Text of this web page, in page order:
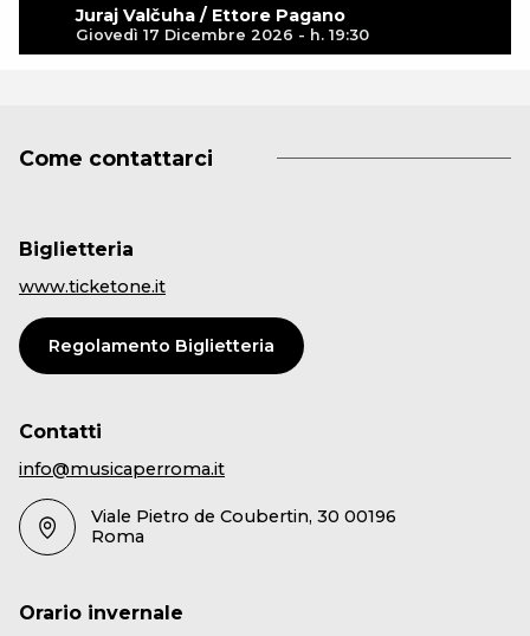
Juraj Valčuha / Ettore Pagano
Giovedì 17 Dicembre 2026 - h. 19:30
Come contattarci
Biglietteria
www.ticketone.it
Regolamento Biglietteria
Contatti
info@musicaperroma.it
Viale Pietro de Coubertin, 30 00196
Roma
Orario invernale